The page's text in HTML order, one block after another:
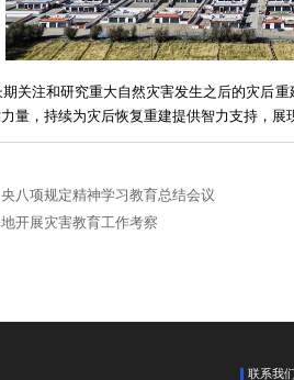
关注和研究重大自然灾害发生之后的灾后
量，持续为灾后恢复重建提供智力支持，展
八项规定精神学习教育总结会议
开展灾害教育工作考察
联系我们